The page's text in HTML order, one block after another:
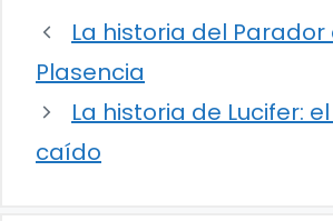
La historia del Parador
Plasencia
La historia de Lucifer:
caído